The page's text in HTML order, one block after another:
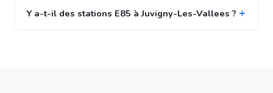
Y a-t-il des stations E85 à Juvigny-Les-Vallees ?